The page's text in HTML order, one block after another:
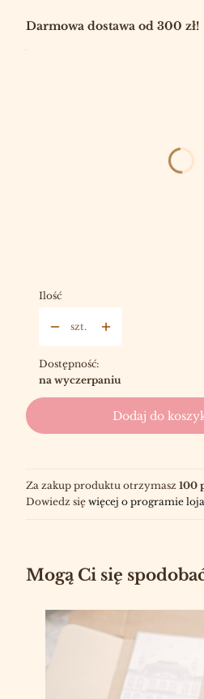
Darmowa dostawa od 300 zł!
Ilość
szt.
Dostępność:
na wyczerpaniu
Dodaj do
Za zakup produktu otrzymasz 100
Dowiedz się więcej o programie
Mogą Ci się